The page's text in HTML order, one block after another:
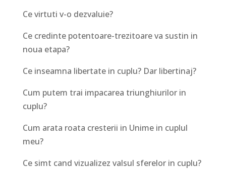
Ce virtuti v-o dezvaluie?
Ce credinte potentoare-trezitoare va sustin in
noua etapa?
Ce inseamna libertate in cuplu? Dar libertinaj?
Cum putem trai impacarea triunghiurilor in
cuplu?
Cum arata roata cresterii in Unime in cuplul
meu?
Ce simt cand vizualizez valsul sferelor in cuplu?